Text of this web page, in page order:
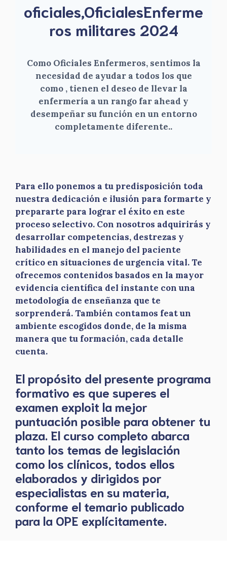
oficiales,OficialesEnferme
ros militares 2024
Como Oficiales Enfermeros, sentimos la
necesidad de ayudar a todos los que
como , tienen el deseo de llevar la
enfermería a un rango far ahead y
desempeñar su función en un entorno
completamente diferente..
Para ello ponemos a tu predisposición toda
nuestra dedicación e ilusión para formarte y
prepararte para lograr el éxito en este
proceso selectivo. Con nosotros adquirirás y
desarrollar competencias, destrezas y
habilidades en el manejo del paciente
crítico en situaciones de urgencia vital. Te
ofrecemos contenidos basados en la mayor
evidencia científica del instante con una
metodología de enseñanza que te
sorprenderá. También contamos feat un
ambiente escogidos donde, de la misma
manera que tu formación, cada detalle
cuenta.
El propósito del presente programa
formativo es que superes el
examen exploit la mejor
puntuación posible para obtener tu
plaza. El curso completo abarca
tanto los temas de legislación
como los clínicos, todos ellos
elaborados y dirigidos por
especialistas en su materia,
conforme el temario publicado
para la OPE explícitamente.